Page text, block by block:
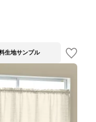
生地サンプル